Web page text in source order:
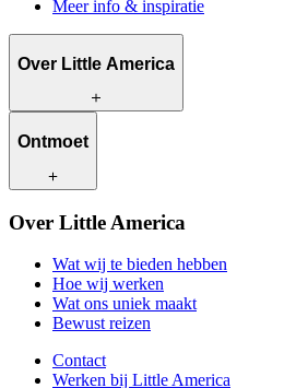
Meer info & inspiratie
Over Little America
Wat wij te bieden hebben
Wat ons uniek maakt
Contact
Werken bij Little America
Ontmoet
Onze reisadviseurs
Over Little America
Wat wij te bieden hebben
Hoe wij werken
Wat ons uniek maakt
Bewust reizen
Contact
Werken bij Little America